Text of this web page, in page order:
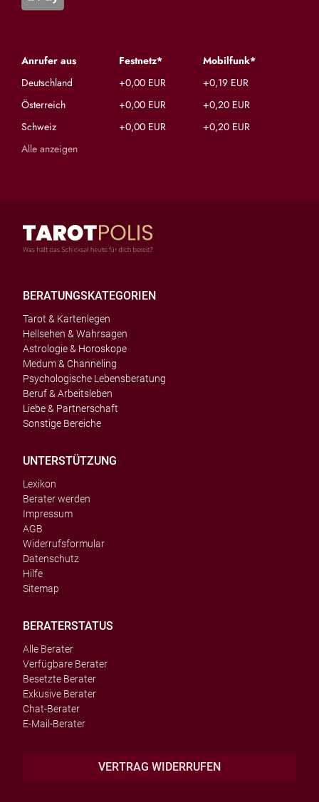
Anrufer aus Festnetz*
Mobilfunk*
Deutschland
+0,00 EUR
+0,19 EUR
Österreich
+0,00 EUR
+0,20 EUR
Schweiz
+0,00 EUR
+0,20 EUR
Alle anzeigen
BERATUNGSKATEGORIEN
Tarot & Kartenlegen
Hellsehen & Wahrsagen
Astrologie & Horoskope
Medum & Channeling
Psychologische Lebensberatung
Beruf & Arbeitsleben
Liebe & Partnerschaft
Sonstige Bereiche
UNTERSTÜTZUNG
Lexikon
Berater werden
Impressum
AGB
Widerrufsformular
Datenschutz
Hilfe
Sitemap
BERATERSTATUS
Alle Berater
Verfügbare Berater
Besetzte Berater
Exkusive Berater
Chat-Berater
E-Mail-Berater
VERTRAG WIDERRUFEN